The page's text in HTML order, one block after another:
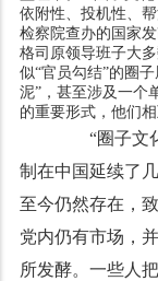
依附性、投机性、
检察院查办的国家
格司原领导班子大
似“官员勾结”的圈
泥”，甚至涉及一个
的重要形式，他们
“圈子文化
制在中国延续了
至今仍然存在，
党内仍有市场，
所发酵。一些人